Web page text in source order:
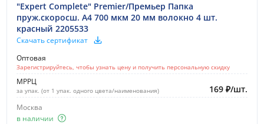
"Expert Complete" Premier/Премьер Папка
пруж.скоросш. A4 700 мкм 20 мм волокно 4 шт.
красный 2205533
Скачать сертификат
Оптовая
Зарегистрируйтесь, чтобы узнать цену и получить персональную скидку
МРРЦ
за упак. (от 1 упак. одного цвета/наименования) 169 ₽/шт.
Москва
в наличии